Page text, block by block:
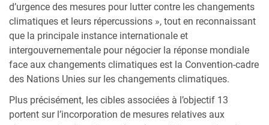
d’urgence des mesures pour lutter contre les changements
climatiques et leurs répercussions », tout en reconnaissant
que la principale instance internationale et
intergouvernementale pour négocier la réponse mondiale
face aux changements climatiques est la Convention-cadre
des Nations Unies sur les changements climatiques.
Plus précisément, les cibles associées à l’objectif 13
portent sur l’incorporation de mesures relatives aux